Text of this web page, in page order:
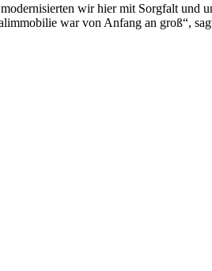
wir hier mit Sorgfalt
war von Anfang an groß“,